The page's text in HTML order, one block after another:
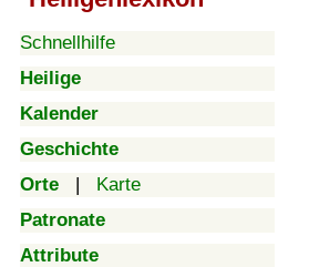
Schnellhilfe
Heilige
Kalender
Geschichte
Orte | Karte
Patronate
Attribute